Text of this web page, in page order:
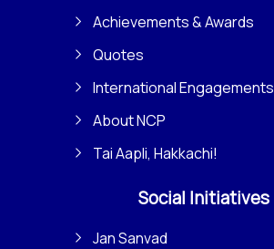
Achievements & Awards
Quotes
International Engagements
About NCP
Tai Aapli, Hakkachi!
Social Initiatives
Jan Sanvad